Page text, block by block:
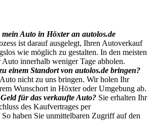
Auto in Höxter an autolos.de
ist darauf ausgelegt, Ihren Autoverkauf
wie möglich zu gestalten. In den meisten
innerhalb weniger Tage abholen.
einem Standort von autolos.de bringen?
nicht zu uns bringen. Wir holen Ihr
Wunschort in Höxter oder Umgebung ab.
für das verkaufte Auto? Sie erhalten Ihr
des Kaufvertrages per
haben Sie unmittelbaren Zugriff auf den